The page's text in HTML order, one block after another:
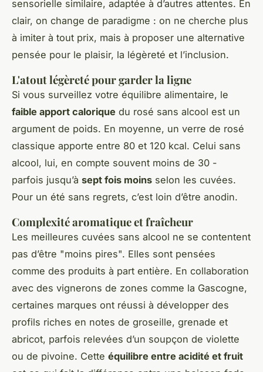
sensorielle similaire, adaptée à d’autres attentes. En
clair, on change de paradigme : on ne cherche plus
à imiter à tout prix, mais à proposer une alternative
pensée pour le plaisir, la légèreté et l’inclusion.
L'atout légèreté pour garder la ligne
Si vous surveillez votre équilibre alimentaire, le
faible apport calorique du rosé sans alcool est un
argument de poids. En moyenne, un verre de rosé
classique apporte entre 80 et 120 kcal. Celui sans
alcool, lui, en compte souvent moins de 30 -
parfois jusqu’à sept fois moins selon les cuvées.
Pour un été sans regrets, c’est loin d’être anodin.
Complexité aromatique et fraîcheur
Les meilleures cuvées sans alcool ne se contentent
pas d’être "moins pires". Elles sont pensées
comme des produits à part entière. En collaboration
avec des vignerons de zones comme la Gascogne,
certaines marques ont réussi à développer des
profils riches en notes de groseille, grenade et
abricot, parfois relevées d’un soupçon de violette
ou de pivoine. Cette équilibre entre acidité et fruit